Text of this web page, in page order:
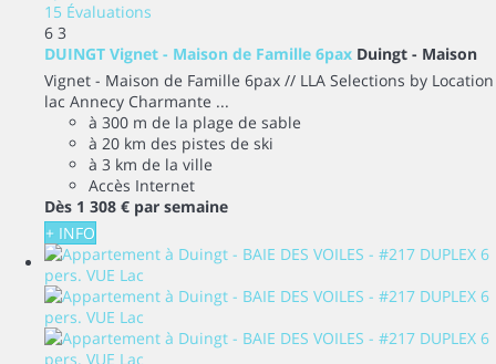
15 Évaluations
6 3
DUINGT Vignet - Maison de Famille 6pax Duingt - Maison
Vignet - Maison de Famille 6pax // LLA Selections by Location
lac Annecy Charmante ...
à 300 m de la plage de sable
à 20 km des pistes de ski
à 3 km de la ville
Accès Internet
Dès 1 308 € par semaine
+ INFO